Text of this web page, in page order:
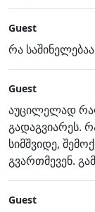
Guest
რა
Guest
აუცილელად
გადაგვიარეს.
სიმშვიდე,
გვართმევენ.
Guest